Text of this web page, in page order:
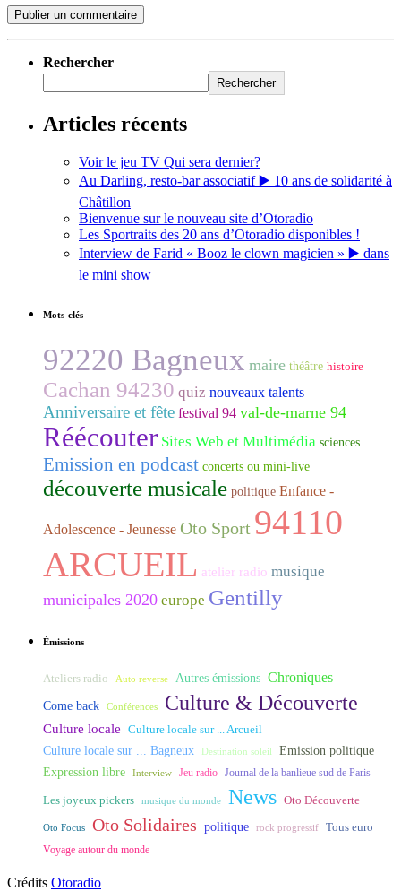
Rechercher
Rechercher
Articles récents
Voir le jeu TV Qui sera dernier?
Au Darling, resto-bar associatif ▶️ 10 ans de solidarité à
Châtillon
Bienvenue sur le nouveau site d’Otoradio
Les Sportraits des 20 ans d’Otoradio disponibles !
Interview de Farid « Booz le clown magicien » ▶️ dans
le mini show
Mots-clés
92220 Bagneux maire théâtre histoire
Cachan 94230 quiz nouveaux talents
Anniversaire et fête festival 94 val-de-marne 94
Réécouter Sites Web et Multimédia sciences
Emission en podcast concerts ou mini-live
découverte musicale politique Enfance -
Adolescence - Jeunesse Oto Sport 94110
ARCUEIL atelier radio musique
municipales 2020 europe Gentilly
Émissions
Ateliers radio Auto reverse Autres émissions Chroniques
Come back Conférences Culture & Découverte
Culture locale Culture locale sur ... Arcueil
Culture locale sur ... Bagneux Destination soleil Emission politique
Expression libre Interview Jeu radio Journal de la banlieue sud de Paris
Les joyeux pickers musique du monde News Oto Découverte
Oto Focus Oto Solidaires politique rock progressif Tous euro
Voyage autour du monde
Crédits Otoradio